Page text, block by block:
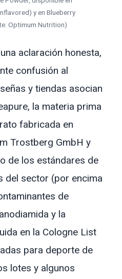
y en Blueberry
Optimum Nutrition)
aclaración honesta,
confusión al
y tiendas asocian
la materia prima
fabricada en
Trostberg GmbH y
de los estándares de
del sector (por encima
de
y la
en la Cologne List
para deporte de
lotes y algunos